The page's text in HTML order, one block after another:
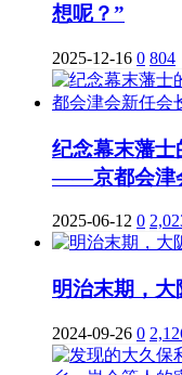
想呢？”
2025-12-16 0 804
纪念幕末藩士
——京都会津
2025-06-12 0
明治末期，
2024-09-26 0